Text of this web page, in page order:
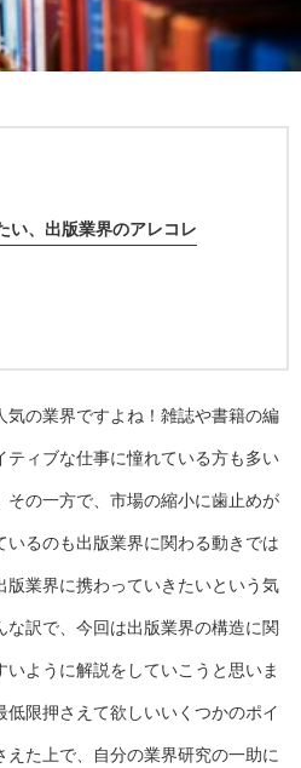
い、出版業界のアレコレ
気の業界ですよね！雑誌や書籍の編
ィブな仕事に憧れている方も多い
その一方で、市場の縮小に歯止めが
るのも出版業界に関わる動きでは
版業界に携わっていきたいという気
訳で、今回は出版業界の構造に関
いように解説をしていこうと思いま
限押さえて欲しいいくつかのポイ
えた上で、自分の業界研究の一助に